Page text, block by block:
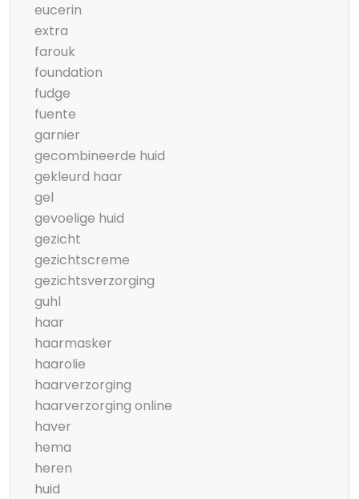
eucerin
extra
farouk
foundation
fudge
fuente
garnier
gecombineerde huid
gekleurd haar
gel
gevoelige huid
gezicht
gezichtscreme
gezichtsverzorging
guhl
haar
haarmasker
haarolie
haarverzorging
haarverzorging online
haver
hema
heren
huid